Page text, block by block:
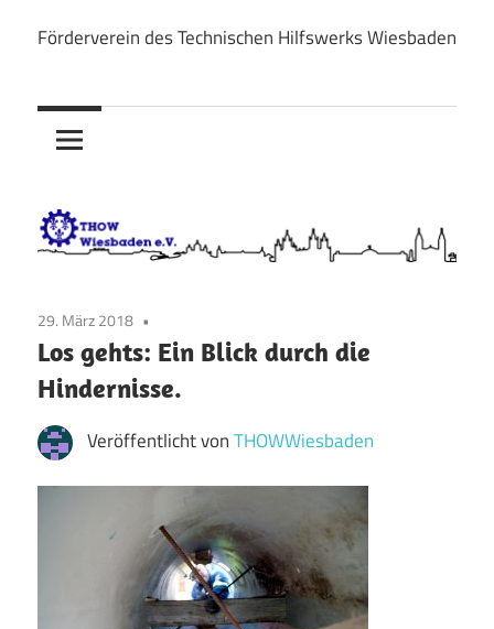
Inhalt
THOW
Wiesbaden
Förderverein des Technischen Hilfswerks Wiesbaden
29. März 2018
Los gehts: Ein Blick durch die
Hindernisse.
Veröffentlicht vonTHOWWiesbaden